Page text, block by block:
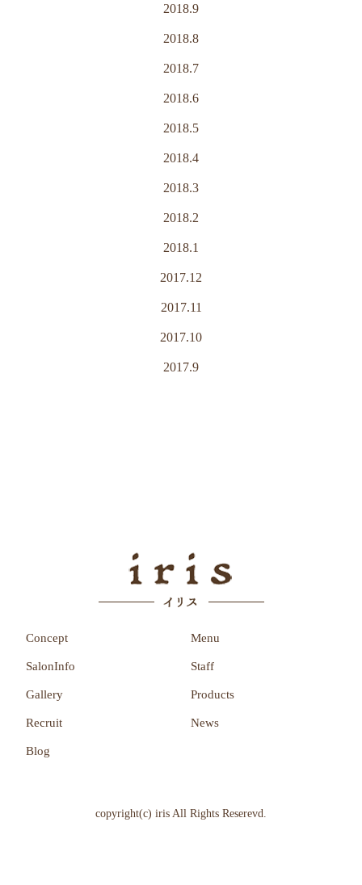
2018.9
2018.8
2018.7
2018.6
2018.5
2018.4
2018.3
2018.2
2018.1
2017.12
2017.11
2017.10
2017.9
Concept Menu
SalonInfo Staff
Gallery Products
Recruit News
Blog
copyright(c) iris All Rights Reserevd.